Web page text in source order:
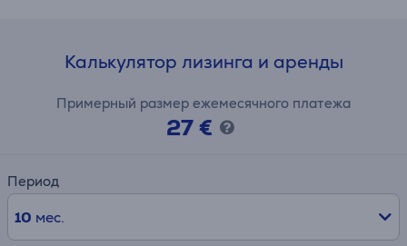
Калькулятор лизинга и аренды
Примерный размер ежемесячного платежа
27 €
Период
10 мес.